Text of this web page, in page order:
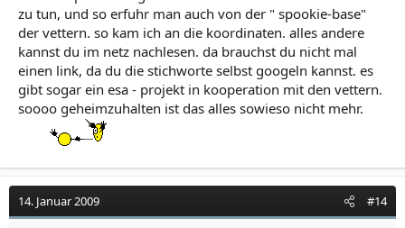
zu tun, und so erfuhr man auch von der " spookie-base"
der vettern. so kam ich an die koordinaten. alles andere
kannst du im netz nachlesen. da brauchst du nicht mal
einen link, da du die stichworte selbst googeln kannst. es
gibt sogar ein esa - projekt in kooperation mit den vettern.
soooo geheimzuhalten ist das alles sowieso nicht mehr.
14. Januar 2009 #14